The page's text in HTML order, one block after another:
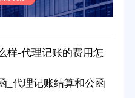
样-代理记账的费用怎
_代理记账结算和公函